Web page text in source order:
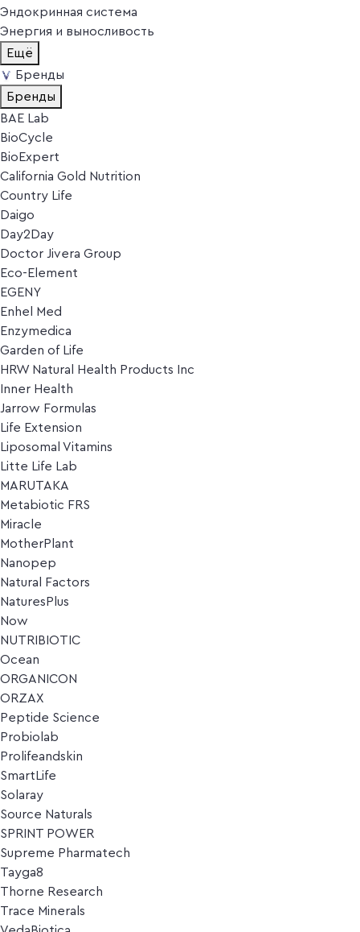
Эндокринная система
Энергия и выносливость
Ещё
Бренды
Бренды
BAE Lab
BioCycle
BioExpert
California Gold Nutrition
Country Life
Daigo
Day2Day
Doctor Jivera Group
Eco-Element
EGENY
Enhel Med
Enzymedica
Garden of Life
HRW Natural Health Products Inc
Inner Health
Jarrow Formulas
Life Extension
Liposomal Vitamins
Litte Life Lab
MARUTAKA
Metabiotic FRS
Miracle
MotherPlant
Nanopep
Natural Factors
NaturesPlus
Now
NUTRIBIOTIC
Ocean
ORGANICON
ORZAX
Peptide Science
Probiolab
Prolifeandskin
SmartLife
Solaray
Source Naturals
SPRINT POWER
Supreme Pharmatech
Tayga8
Thorne Research
Trace Minerals